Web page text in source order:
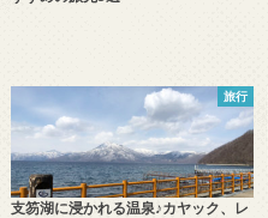
旅行
支笏湖に浸かれる温泉♪カヤック、レ